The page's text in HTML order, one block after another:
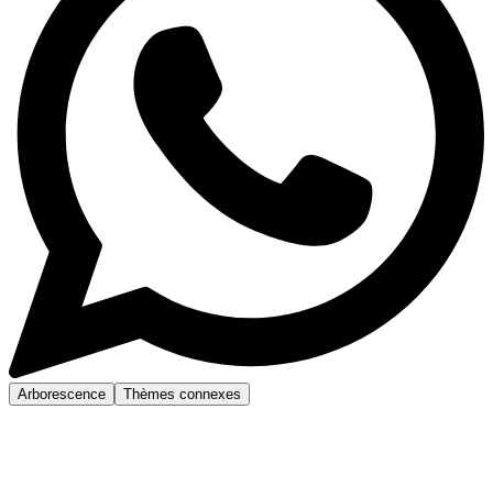
Arborescence Thèmes connexes